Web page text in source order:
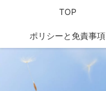
TOP
ポリシーと免責事項